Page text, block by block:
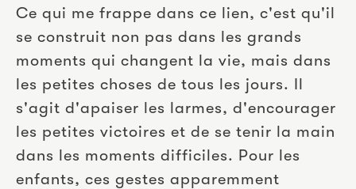
Ce qui me frappe dans ce lien, c'est qu'il
se construit non pas dans les grands
moments qui changent la vie, mais dans
les petites choses de tous les jours. Il
s'agit d'apaiser les larmes, d'encourager
les petites victoires et de se tenir la main
dans les moments difficiles. Pour les
enfants, ces gestes apparemment